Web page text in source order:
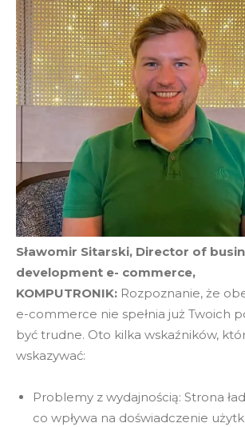
Sławomir Sitarski, Director of
development e- commerce,
KOMPUTRONIK: Rozpoznanie, że
e-commerce nie spełnia już Twoich
być trudne. Oto kilka wskaźników,
wskazywać:
Problemy z wydajnością: Strona
co wpływa na doświadczenie